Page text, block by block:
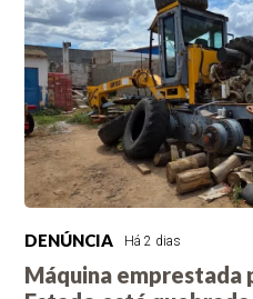
DENÚNCIA Há 2 dias
Máquina emprestada